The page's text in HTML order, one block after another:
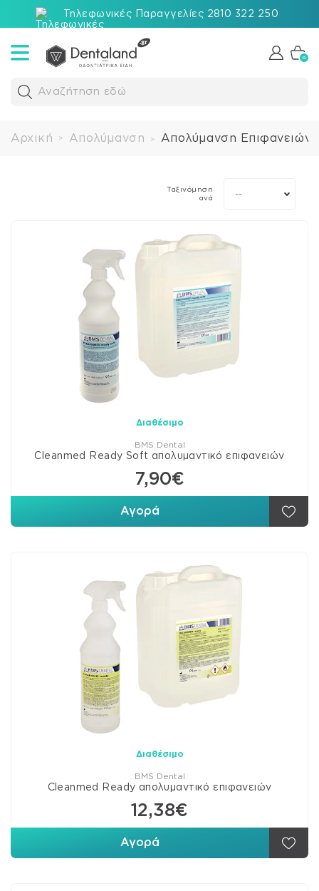
Τηλεφωνικές Παραγγελίες 2810 322 250
Αναζήτηση εδώ
0
Αρχική > Απολύμανση > Απολύμανση Επιφανειών
Ταξινόμηση
ανά
--
Διαθέσιμο
BMS Dental
Cleanmed Ready Soft απολυμαντικό επιφανειών
7,90€
Αγορά
Διαθέσιμο
BMS Dental
Cleanmed Ready απολυμαντικό επιφανειών
12,38€
Αγορά